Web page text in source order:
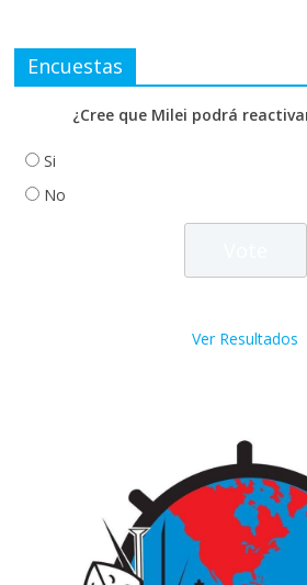
Encuestas
¿Cree que Milei podrá
Si
No
Ver Resultados